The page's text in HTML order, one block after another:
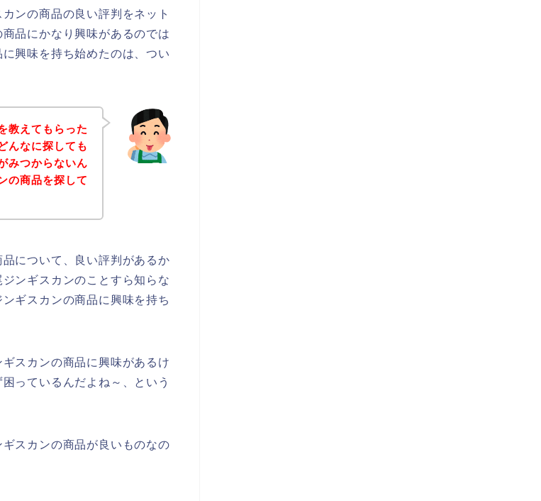
ンの商品の良い評判をネット
品にかなり興味があるのでは
興味を持ち始めたのは、つい
教えてもらった
んなに探しても
みつからないん
の商品を探して
について、良い評判があるか
ンギスカンのことすら知らな
ギスカンの商品に興味を持ち
スカンの商品に興味があるけ
っているんだよね～、という
スカンの商品が良いものなの